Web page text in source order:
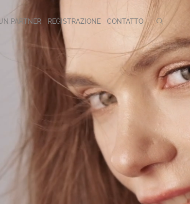
PARTNER REGISTRAZIONE CONTATTO